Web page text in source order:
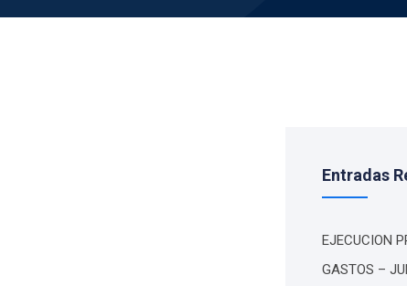
Entradas
EJECUCION
GASTOS –